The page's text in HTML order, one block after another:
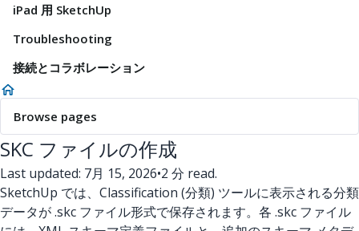
iPad 用 SketchUp
Troubleshooting
接続とコラボレーション
Browse pages
SKC ファイルの作成
Last updated: 7月 15, 2026•2 分 read.
SketchUp では、Classification (分類) ツールに表示される分類
データが .skc ファイル形式で保存されます。各 .skc ファイル